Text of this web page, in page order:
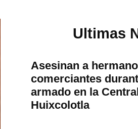
Ultimas
Asesinan a
comerciantes
armado en la
Huixcolotla